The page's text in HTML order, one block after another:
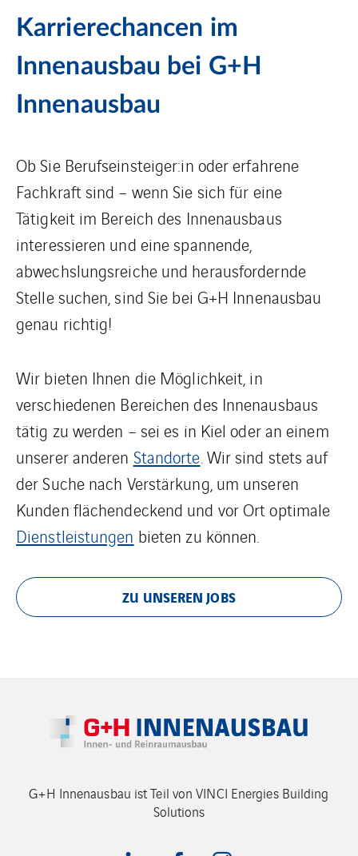
Karrierechancen im
Innenausbau bei G+H
Innenausbau
Ob Sie Berufseinsteiger:in oder erfahrene
Fachkraft sind – wenn Sie sich für eine
Tätigkeit im Bereich des Innenausbaus
interessieren und eine spannende,
abwechslungsreiche und herausfordernde
Stelle suchen, sind Sie bei G+H Innenausbau
genau richtig!
Wir bieten Ihnen die Möglichkeit, in
verschiedenen Bereichen des Innenausbaus
tätig zu werden – sei es in Kiel oder an einem
unserer anderen Standorte . Wir sind stets auf
der Suche nach Verstärkung, um unseren
Kunden flächendeckend und vor Ort optimale
Dienstleistungen bieten zu können.
ZU UNSEREN JOBS
G+H Innenausbau ist Teil von VINCI Energies Building
Solutions